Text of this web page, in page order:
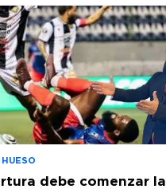
debe comenzar la